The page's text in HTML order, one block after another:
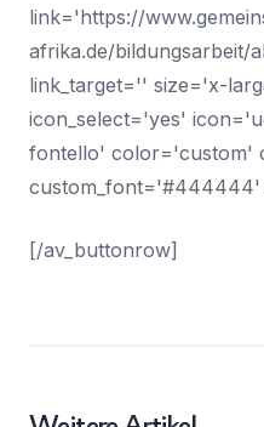
link='https://
afrika.de/bildungsarbeit/
link_target='' size='x-
icon_select='yes'
fontello' color='custom'
custom_font='#444444'
[/av_buttonrow]